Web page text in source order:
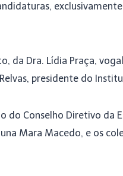
da Dra. Lídia Praça,
presidente do
Conselho Diretivo da
Mara Macedo, e os